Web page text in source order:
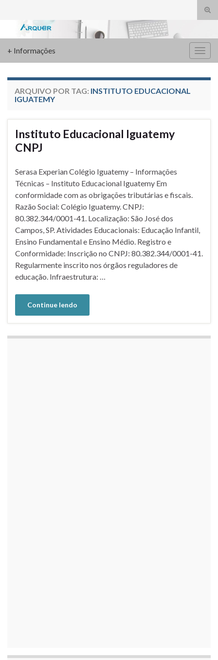
Search for:
+ Informações
ARQUIVO POR TAG: INSTITUTO EDUCACIONAL
IGUATEMY
Instituto Educacional Iguatemy
CNPJ
Serasa Experian Colégio Iguatemy – Informações
Técnicas – Instituto Educacional Iguatemy Em
conformidade com as obrigações tributárias e fiscais.
Razão Social: Colégio Iguatemy. CNPJ:
80.382.344/0001-41. Localização: São José dos
Campos, SP. Atividades Educacionais: Educação Infantil,
Ensino Fundamental e Ensino Médio. Registro e
Conformidade: Inscrição no CNPJ: 80.382.344/0001-41.
Regularmente inscrito nos órgãos reguladores de
educação. Infraestrutura: …
Continue lendo